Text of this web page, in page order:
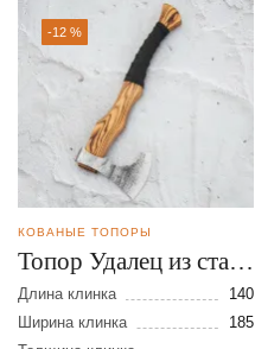
-12 %
КОВАНЫЕ ТОПОРЫ
Топор Удалец из стали
9ХС
Длина клинка
140
Ширина клинка
185